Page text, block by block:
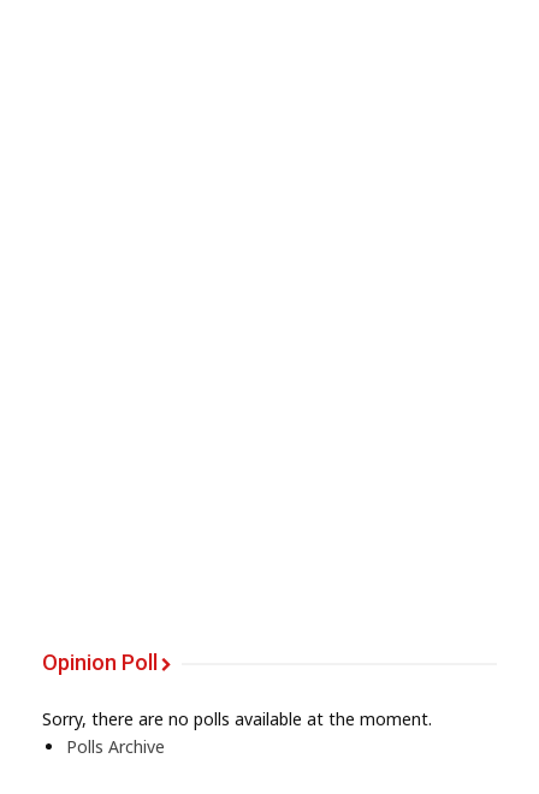
Opinion Poll
Sorry, there are no polls available at the moment.
Polls Archive